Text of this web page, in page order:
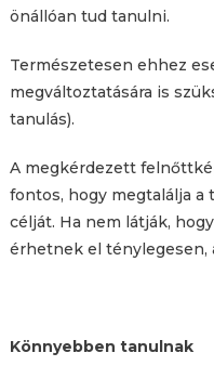
önállóan tud tanulni.
Természetesen ehhez
megváltoztatására is
tanulás).
A megkérdezett
fontos, hogy megtalálja a
célját. Ha nem látják,
érhetnek el ténylegesen,
Könnyebben tanulnak